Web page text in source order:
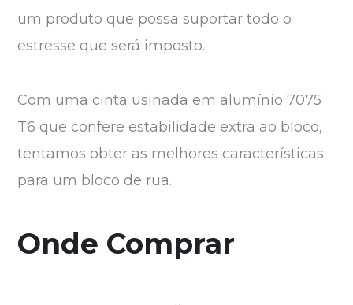
um produto que possa suportar todo o
estresse que será imposto.
Com uma cinta usinada em alumínio 7075
T6 que confere estabilidade extra ao bloco,
tentamos obter as melhores características
para um bloco de rua.
Onde Comprar